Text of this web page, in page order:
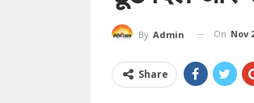
By Admin On Nov
Share